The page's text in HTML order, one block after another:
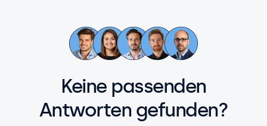
Keine passenden
Antworten gefunden?